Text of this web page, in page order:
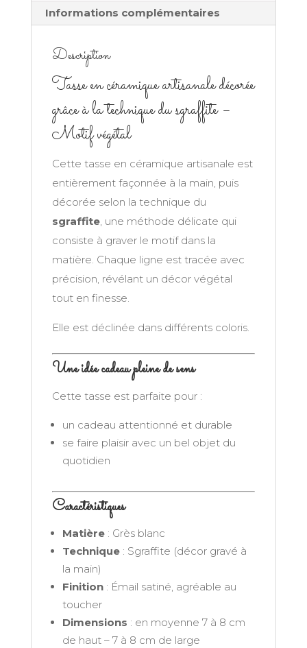
Informations complémentaires
Description
Tasse en céramique artisanale décorée
grâce à la technique du sgraffite –
Motif végétal
Cette tasse en céramique artisanale est
entièrement façonnée à la main, puis
décorée selon la technique du
sgraffite, une méthode délicate qui
consiste à graver le motif dans la
matière. Chaque ligne est tracée avec
précision, révélant un décor végétal
tout en finesse.
Elle est déclinée dans différents coloris.
Une idée cadeau pleine de sens
Cette tasse est parfaite pour :
un cadeau attentionné et durable
se faire plaisir avec un bel objet du
quotidien
Caractéristiques
Matière: Grès blanc
Technique: Sgraffite (décor gravé à
la main)
Finition: Émail satiné, agréable au
toucher
Dimensions : en moyenne 7 à 8 cm
de haut – 7 à 8 cm de large